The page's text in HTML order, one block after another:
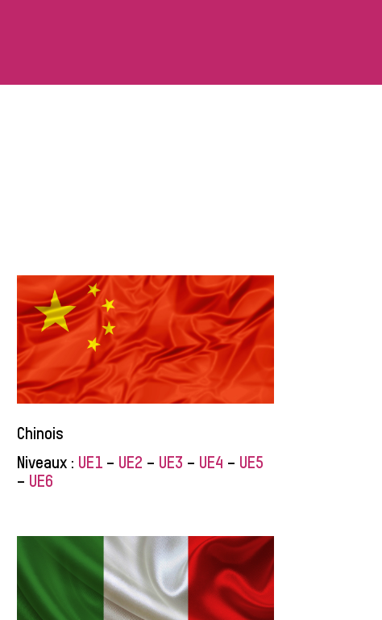
Chinois
Niveaux : UE1– UE2 – UE3 – UE4 – UE5
– UE6